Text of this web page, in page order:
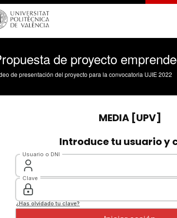
de proyecto
de presentación del proyecto para la convocatoria UJIE 2022